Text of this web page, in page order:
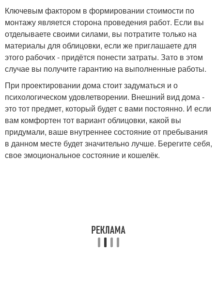
Ключевым фактором в формировании стоимости по
монтажу является сторона проведения работ. Если вы
отделываете своими силами, вы потратите только на
материалы для облицовки, если же приглашаете для
этого рабочих - придётся понести затраты. Зато в этом
случае вы получите гарантию на выполненные работы.
При проектировании дома стоит задуматься и о
психологическом удовлетворении. Внешний вид дома -
это тот предмет, который будет с вами постоянно. И если
вам комфортен тот вариант облицовки, какой вы
придумали, ваше внутреннее состояние от пребывания
в данном месте будет значительно лучше. Берегите себя,
свое эмоциональное состояние и кошелёк.